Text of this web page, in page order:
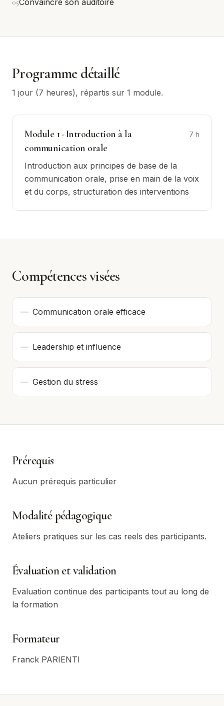
05Convaincre son auditoire
Programme détaillé
1 jour (7 heures), répartis sur 1 module.
Module 1· Introduction à la
communication orale
7 h
Introduction aux principes de base de la
communication orale, prise en main de la voix
et du corps, structuration des interventions
Compétences visées
— Communication orale efficace
— Leadership et influence
— Gestion du stress
Prérequis
Aucun prérequis particulier
Modalité pédagogique
Ateliers pratiques sur les cas reels des participants.
Évaluation et validation
Evaluation continue des participants tout au long de
la formation
Formateur
Franck PARIENTI